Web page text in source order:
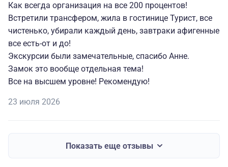
Как всегда организация на все 200 процентов!
Встретили трансфером, жила в гостинице Турист, все
чистенько, убирали каждый день, завтраки афигенные
все есть-от и до!
Экскурсии были замечательные, спасибо Анне.
Замок это вообще отдельная тема!
Все на высшем уровне! Рекомендую!
23 июля 2026
Показать еще отзывы